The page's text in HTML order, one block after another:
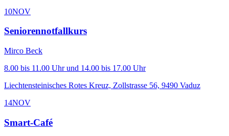
10NOV
Seniorennotfallkurs
Mirco Beck
8.00 bis 11.00 Uhr und 14.00 bis 17.00 Uhr
Liechtensteinisches Rotes Kreuz, Zollstrasse 56, 9490 Vaduz
14NOV
Smart-Café